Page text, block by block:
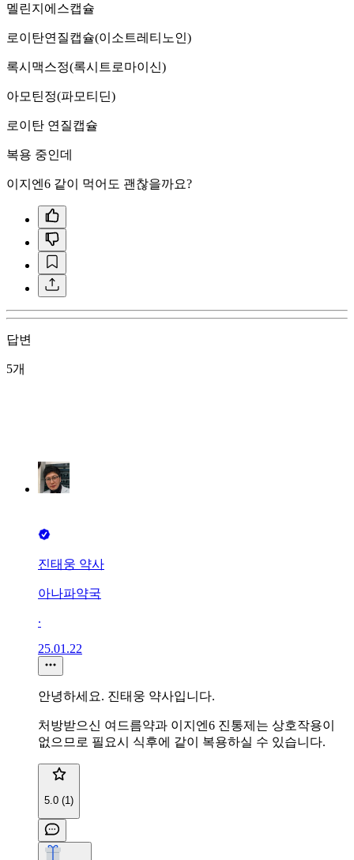
멜린지에스캡슐
로이탄연질캡슐(이소트레티노인)
록시맥스정(록시트로마이신)
아모틴정(파모티딘)
로이탄 연질캡슐
복용 중인데
이지엔6 같이 먹어도 괜찮을까요?
답변
5개
진태웅 약사
아나파약국
∙
25.01.22
안녕하세요. 진태웅 약사입니다.
처방받으신 여드름약과 이지엔6 진통제는 상호작용이
없으므로 필요시 식후에 같이 복용하실 수 있습니다.
5.0 (1)